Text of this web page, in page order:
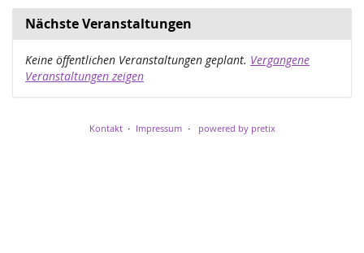
Nächste Veranstaltungen
Keine öffentlichen Veranstaltungen geplant. Vergangene
Veranstaltungen zeigen
Kontakt Impressum powered by pretix